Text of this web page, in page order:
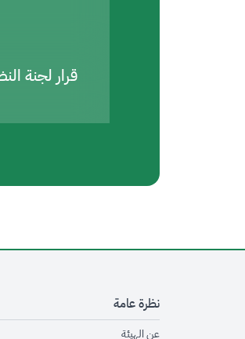
قرار لجنة
نظرة عامة
عن الهيئةopens in new window